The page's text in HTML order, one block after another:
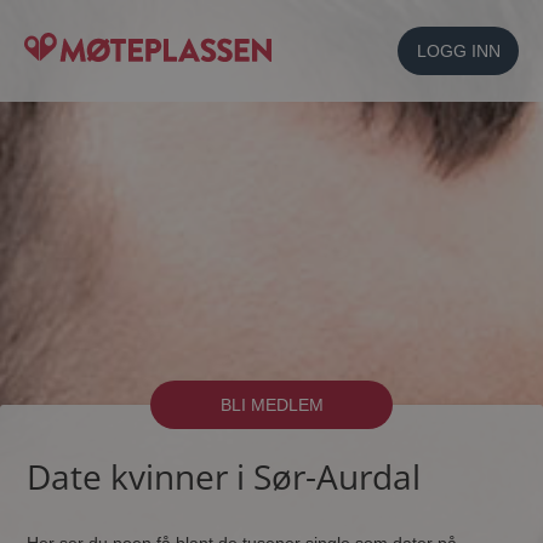
LOGG INN
BLI MEDLEM
Date kvinner i Sør-Aurdal